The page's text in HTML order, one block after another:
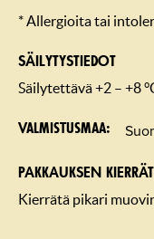
* Allergioita tai
SÄILYTYSTIEDOT
Säilytettävä +2 – +8
Valmistusmaa
PAKKAUKSEN
Kierrätä pikari